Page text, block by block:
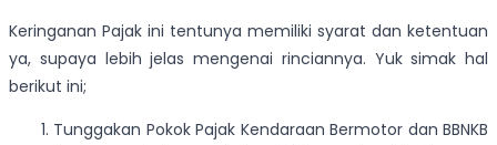
Keringanan Pajak ini tentunya memiliki syarat dan ketentuan
ya, supaya lebih jelas mengenai rinciannya. Yuk simak hal
berikut ini;
Tunggakan Pokok Pajak Kendaraan Bermotor dan BBNKB